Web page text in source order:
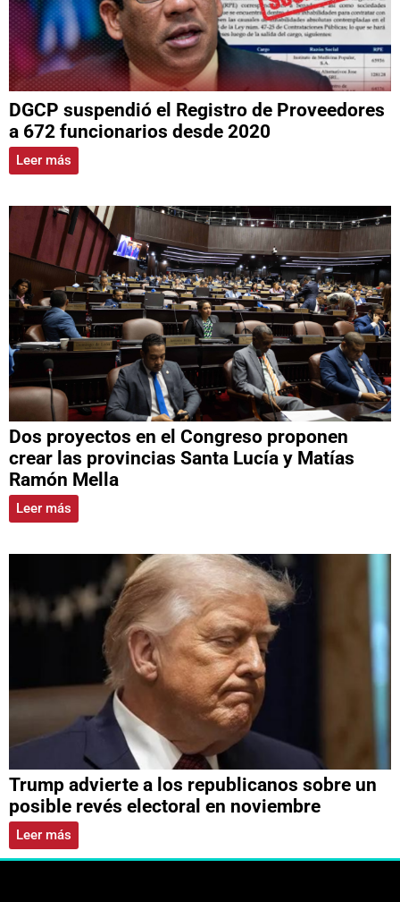
DGCP suspendió el Registro de Proveedores
a 672 funcionarios desde 2020
Leer más
Dos proyectos en el Congreso proponen
crear las provincias Santa Lucía y Matías
Ramón Mella
Leer más
Trump advierte a los republicanos sobre un
posible revés electoral en noviembre
Leer más